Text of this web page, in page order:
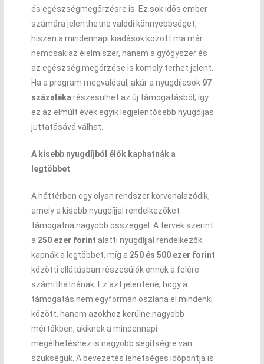
és egészségmegőrzésre is. Ez sok idős ember
számára jelenthetne valódi könnyebbséget,
hiszen a mindennapi kiadások között ma már
nemcsak az élelmiszer, hanem a gyógyszer és
az egészség megőrzése is komoly terhet jelent.
Ha a program megvalósul, akár a nyugdíjasok 97
százaléka részesülhet az új támogatásból, így
ez az elmúlt évek egyik legjelentősebb nyugdíjas
juttatásává válhat.
A kisebb nyugdíjból élők kaphatnák a
legtöbbet
A háttérben egy olyan rendszer körvonalazódik,
amely a kisebb nyugdíjjal rendelkezőket
támogatná nagyobb összeggel. A tervek szerint
a 250 ezer forint alatti nyugdíjjal rendelkezők
kapnák a legtöbbet, míg a 250 és 500 ezer forint
közötti ellátásban részesülők ennek a felére
számíthatnának. Ez azt jelentené, hogy a
támogatás nem egyformán oszlana el mindenki
között, hanem azokhoz kerülne nagyobb
mértékben, akiknek a mindennapi
megélhetéshez is nagyobb segítségre van
szükségük. A bevezetés lehetséges időpontja is